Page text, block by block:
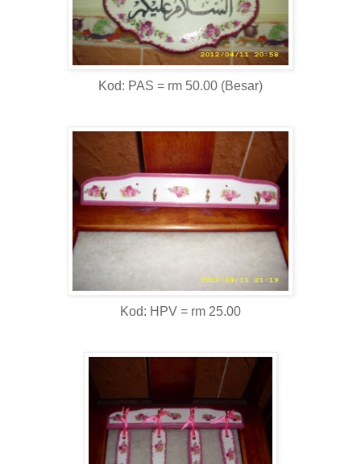
Kod: PAS = rm 50.00 (Besar)
Kod: HPV = rm 25.00